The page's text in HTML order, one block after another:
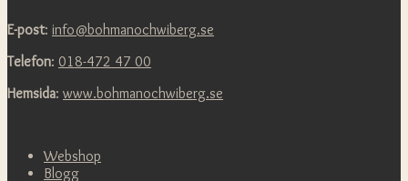
E-post: info@bohmanochwiberg.se
Telefon: 018-472 47 00
Hemsida: www.bohmanochwiberg.se
Webshop
Blogg